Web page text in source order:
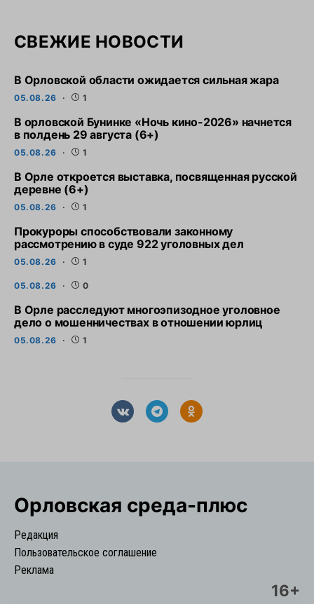
СВЕЖИЕ НОВОСТИ
В Орловской области ожидается сильная жара
05.08.26 1
В орловской Бунинке «Ночь кино-2026» начнется
в полдень 29 августа (6+)
05.08.26 1
В Орле откроется выставка, посвященная русской
деревне (6+)
05.08.26 1
Прокуроры способствовали законному
рассмотрению в суде 922 уголовных дел
05.08.26 1
05.08.26 0
В Орле расследуют многоэпизодное уголовное
дело о мошенничествах в отношении юрлиц
05.08.26 1
Орловская cреда-плюс
Редакция
Пользовательское соглашение
Реклама
16+